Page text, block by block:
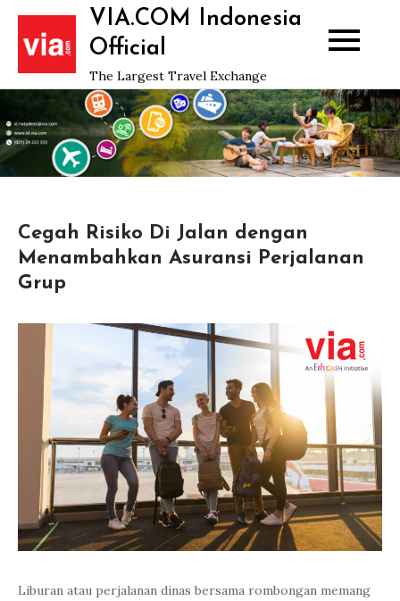
Skip
content
VIA.COM Indonesia
Official
The Largest Travel Exchange
Cegah Risiko Di Jalan dengan
Menambahkan Asuransi Perjalanan
Grup
Liburan atau perjalanan dinas bersama rombongan memang